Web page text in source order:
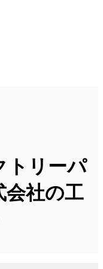
トリーパ
会社の工